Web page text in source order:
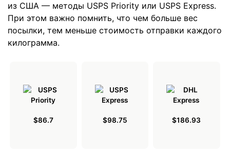
из США — методы USPS Priority или USPS Express.
При этом важно помнить, что чем больше вес
посылки, тем меньше стоимость отправки каждого
килограмма.
$86.7 $98.75 $186.93